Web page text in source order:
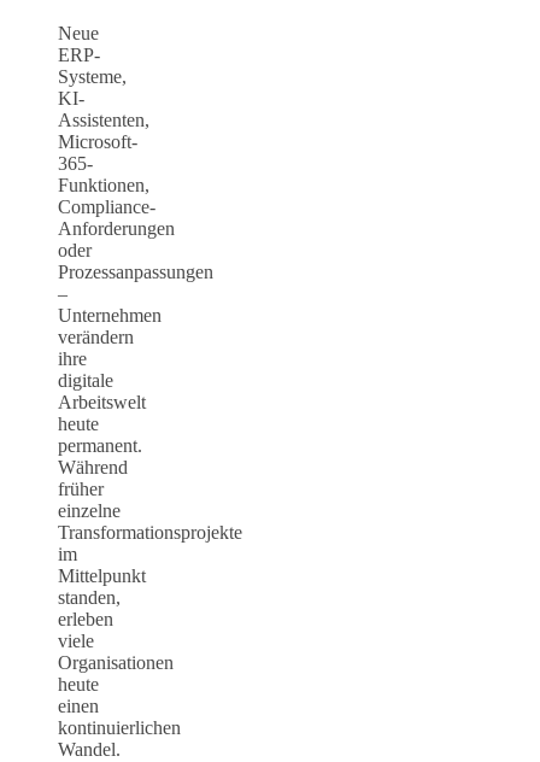
Neue
ERP-
Systeme,
KI-
Assistenten,
Microsoft-
365-
Funktionen,
Compliance-
Anforderungen
oder
Prozessanpassungen
–
Unternehmen
verändern
ihre
digitale
Arbeitswelt
heute
permanent.
Während
früher
einzelne
Transformationsprojekte
im
Mittelpunkt
standen,
erleben
viele
Organisationen
heute
einen
kontinuierlichen
Wandel.